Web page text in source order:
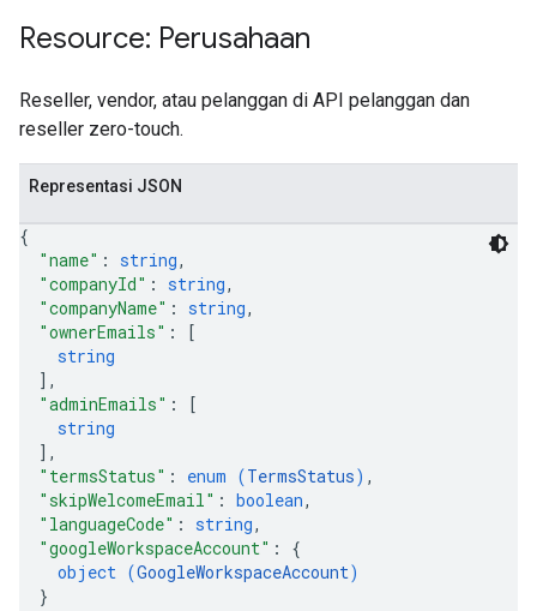
Resource: Perusahaan
Reseller, vendor, atau pelanggan di API pelanggan dan
reseller zero-touch.
Representasi JSON
{
"name" : string,
"companyId" : string,
"companyName" : string,
"ownerEmails" :
[
string
] ,
"adminEmails" :
[
string
] ,
"termsStatus" : enum (TermsStatus) ,
"skipWelcomeEmail" : boolean,
"languageCode" : string,
"googleWorkspaceAccount" : {
object (GoogleWorkspaceAccount)
}